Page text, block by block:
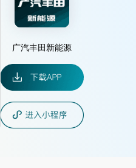
广汽丰田新能源